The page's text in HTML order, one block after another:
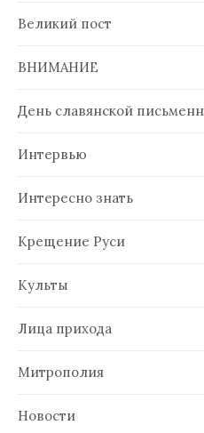
Великий пост
ВНИМАНИЕ
День славянской
Интервью
Интересно знать
Крещение Руси
Культы
Лица прихода
Митрополия
Новости